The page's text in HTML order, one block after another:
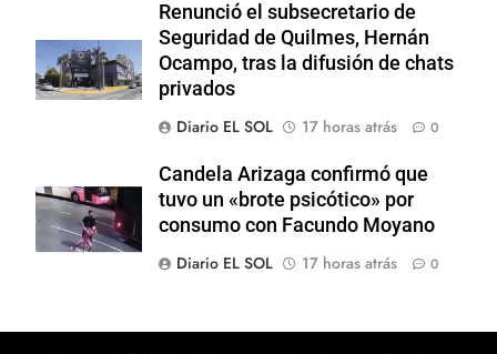
Renunció el subsecretario de
Seguridad de Quilmes, Hernán
Ocampo, tras la difusión de chats
privados
Diario EL SOL
17 horas atrás 0
Candela Arizaga confirmó que
tuvo un «brote psicótico» por
consumo con Facundo Moyano
Diario EL SOL
17 horas atrás 0